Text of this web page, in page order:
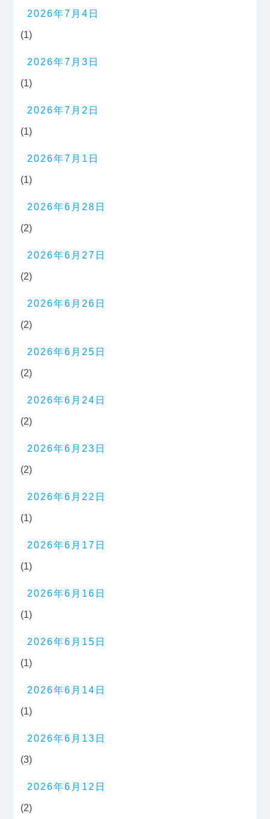
2026年7月4日
(1)
2026年7月3日
(1)
2026年7月2日
(1)
2026年7月1日
(1)
2026年6月28日
(2)
2026年6月27日
(2)
2026年6月26日
(2)
2026年6月25日
(2)
2026年6月24日
(2)
2026年6月23日
(2)
2026年6月22日
(1)
2026年6月17日
(1)
2026年6月16日
(1)
2026年6月15日
(1)
2026年6月14日
(1)
2026年6月13日
(3)
2026年6月12日
(2)